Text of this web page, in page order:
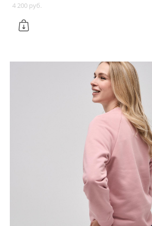
4 200 pуб.